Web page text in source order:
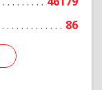
86